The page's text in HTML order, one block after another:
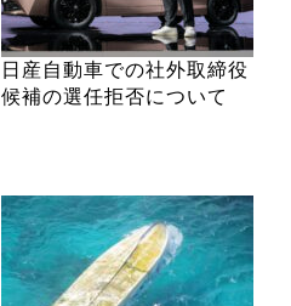
日産自動車での社外取締役
候補の選任拒否について